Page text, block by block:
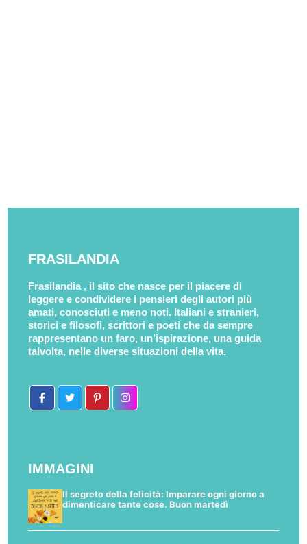
FRASILANDIA
Frasilandia , il sito che nasce per il piacere di
leggere e condividere i pensieri degli autori più
amati, conosciuti e meno noti. Italiani e stranieri,
storici e filosofi, scrittori e poeti che da sempre
rappresentano un faro, un’ispirazione, una guida
talvolta, nelle diverse situazioni della vita.
IMMAGINI
Il segreto della felicità: Imparare ogni giorno a
dimenticare tante cose. Buon martedì